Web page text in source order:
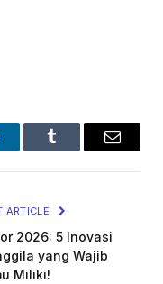
Tumblr Email
ARTICLE
2026: 5 Inovasi
yang Wajib
Miliki!